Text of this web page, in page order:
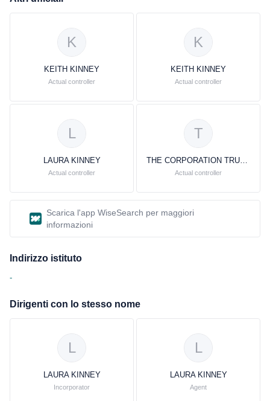
K
KEITH KINNEY
Actual controller
K
KEITH KINNEY
Actual controller
L
LAURA KINNEY
Actual controller
T
THE CORPORATION TRUST COMPANY
Actual controller
Scarica l'app WiseSearch per maggiori
informazioni
Indirizzo istituto
-
Dirigenti con lo stesso nome
L
LAURA KINNEY
Incorporator
L
LAURA KINNEY
Agent